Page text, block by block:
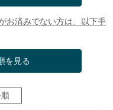
お済みでない方は、以下手
を見る